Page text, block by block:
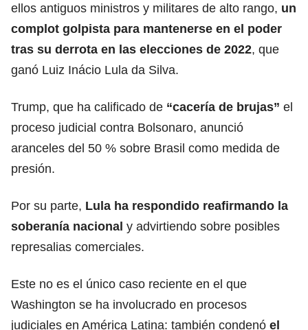
ellos antiguos ministros y militares de alto rango, un
complot golpista para mantenerse en el poder
tras su derrota en las elecciones de 2022, que
ganó Luiz Inácio Lula da Silva.
Trump, que ha calificado de “cacería de brujas” el
proceso judicial contra Bolsonaro, anunció
aranceles del 50 % sobre Brasil como medida de
presión.
Por su parte, Lula ha respondido reafirmando la
soberanía nacional y advirtiendo sobre posibles
represalias comerciales.
Este no es el único caso reciente en el que
Washington se ha involucrado en procesos
judiciales en América Latina: también condenó el